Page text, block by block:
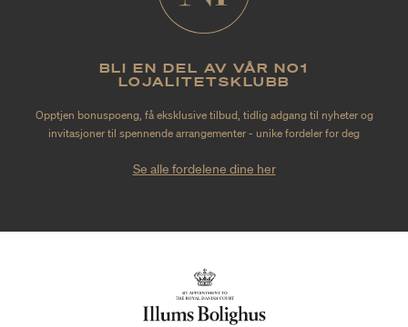
BLI EN DEL AV VÅR NO1
LOJALITETSKLUBB
Opptjen bonuspoeng, få eksklusive tilbud, tidlig adgang til nyheter og
invitasjoner til spennende arrangementer - unike fordeler for deg
Se alle fordelene dine her